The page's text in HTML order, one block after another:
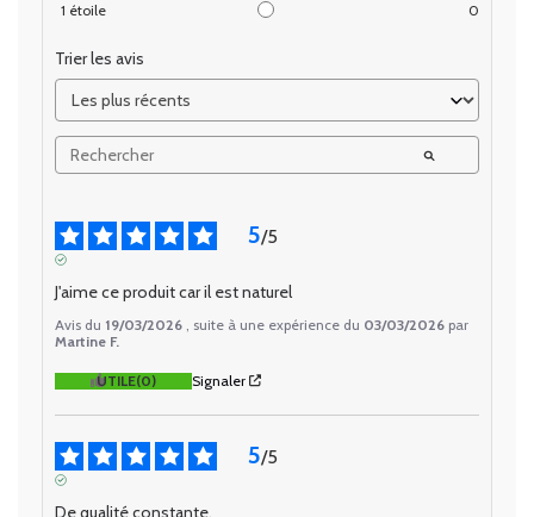
1 étoile 0
Trier les avis
5/5
J'aime ce produit car il est naturel
Avis du 19/03/2026 , suite à une expérience du 03/03/2026 par
Martine F.
UTILE(0) Signaler
5/5
De qualité constante.